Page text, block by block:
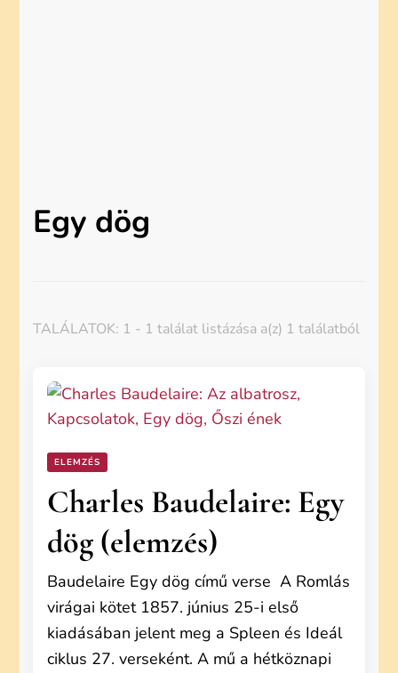
Egy dög
TALÁLATOK: 1 - 1 találat listázása a(z) 1 találatból
ELEMZÉS
Charles Baudelaire: Egy
dög (elemzés)
Baudelaire Egy dög című verse A Romlás
virágai kötet 1857. június 25-i első
kiadásában jelent meg a Spleen és Ideál
ciklus 27. verseként. A mű a hétköznapi